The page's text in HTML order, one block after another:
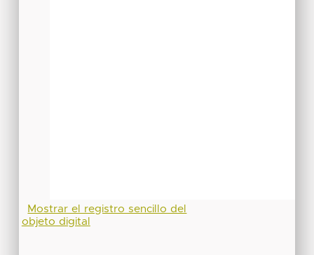
Mostrar el registro sencillo del
objeto digital